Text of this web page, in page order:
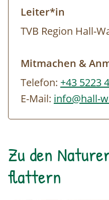
Leiter*in
TVB Region Hall-
Mitmachen &
Telefon: +43 5223
E-Mail: info@hall-
Zu den
flattern